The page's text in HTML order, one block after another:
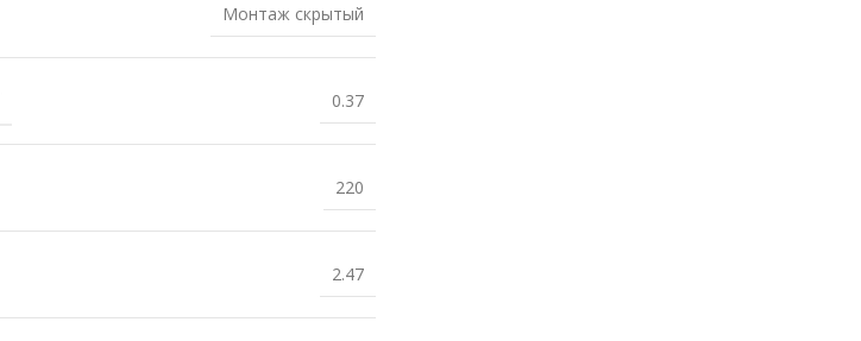
Монтаж скрытый
0.37
220
2.47